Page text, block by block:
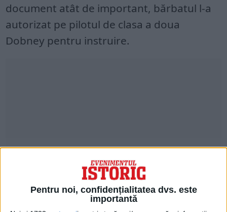
Pentru noi, confidențialitatea dvs. este
importantă
document atât de important, bărbatul l-a
autorizat pe pilotul de clasa a doua
Dobney pentru instruire.